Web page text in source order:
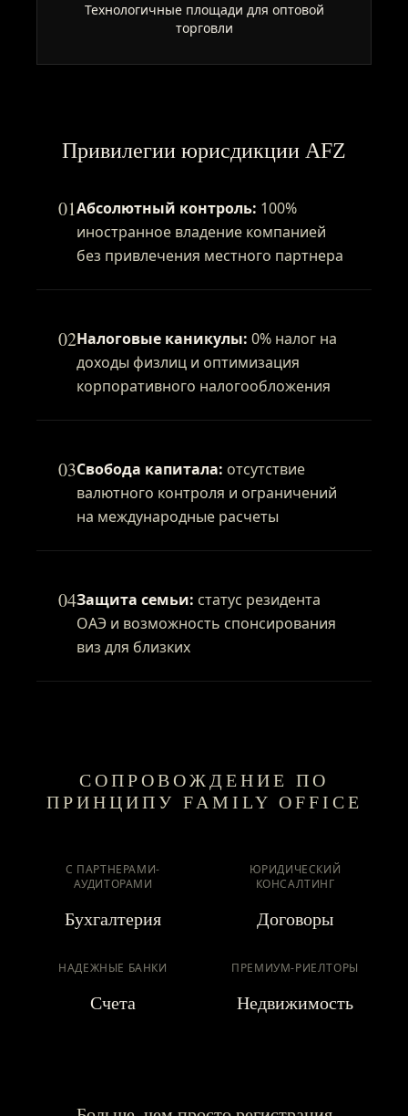
Технологичные площади для оптовой
торговли
Привилегии юрисдикции AFZ
01Абсолютный контроль: 100%
иностранное владение компанией
без привлечения местного партнера
02Налоговые каникулы: 0% налог на
доходы физлиц и оптимизация
корпоративного налогообложения
03Свобода капитала: отсутствие
валютного контроля и ограничений
на международные расчеты
04Защита семьи: статус резидента
ОАЭ и возможность спонсирования
виз для близких
СОПРОВОЖДЕНИЕ ПО
ПРИНЦИПУ FAMILY OFFICE
С ПАРТНЕРАМИ-
АУДИТОРАМИ
Бухгалтерия
ЮРИДИЧЕСКИЙ
КОНСАЛТИНГ
Договоры
НАДЕЖНЫЕ БАНКИ
Счета
ПРЕМИУМ-РИЕЛТОРЫ
Недвижимость